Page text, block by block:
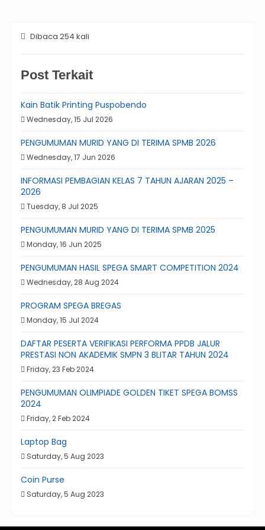
Dibaca 254 kali
Post Terkait
Kain Batik Printing Puspobendo
Wednesday, 15 Jul 2026
PENGUMUMAN MURID YANG DI TERIMA SPMB 2026
Wednesday, 17 Jun 2026
INFORMASI PEMBAGIAN KELAS 7 TAHUN AJARAN 2025 –
2026
Tuesday, 8 Jul 2025
PENGUMUMAN MURID YANG DI TERIMA SPMB 2025
Monday, 16 Jun 2025
PENGUMUMAN HASIL SPEGA SMART COMPETITION 2024
Wednesday, 28 Aug 2024
PROGRAM SPEGA BREGAS
Monday, 15 Jul 2024
DAFTAR PESERTA VERIFIKASI PERFORMA PPDB JALUR
PRESTASI NON AKADEMIK SMPN 3 BLITAR TAHUN 2024
Friday, 23 Feb 2024
PENGUMUMAN OLIMPIADE GOLDEN TIKET SPEGA BOMSS
2024
Friday, 2 Feb 2024
Laptop Bag
Saturday, 5 Aug 2023
Coin Purse
Saturday, 5 Aug 2023